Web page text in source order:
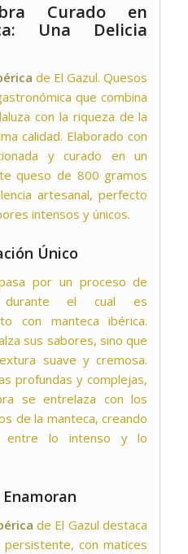
Curado en
Una Delicia
de El Gazul. Quesos
que combina
con la riqueza de la
calidad. Elaborado con
y curado en un
queso de 800 gramos
artesanal, perfecto
intensos y únicos.
Único
por un proceso de
durante el cual es
con manteca ibérica.
sus sabores, sino que
suave y cremosa.
profundas y complejas,
se entrelaza con los
de la manteca, creando
entre lo intenso y lo
de El Gazul destaca
con matices